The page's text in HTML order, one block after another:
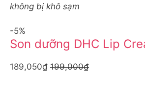
không bị khô sạm
-5%
Son dưỡng DHC Lip
189,050₫ 199,000₫